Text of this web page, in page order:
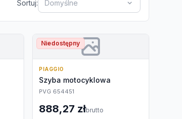
Sortuj: Domyślne
Niedostępny
PIAGGIO
Szyba motocyklowa
PVG 654451
888,27 złbrutto